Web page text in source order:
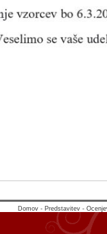
Domov - Predstavitev -